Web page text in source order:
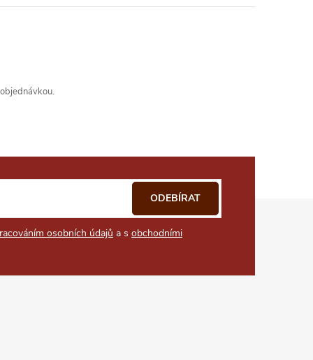
osobních údajů a s obchodními
ODEBÍRAT